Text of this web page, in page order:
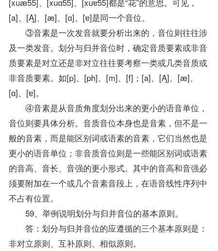
[a]、[Ą]、[æ]、[ɑ]、[ɐ]是同一个音位。
③音素是一次发音就要分析出来的，音位则往往涉
及一类发音。划分与归并音位时，确定音质要素或非音
质要素是对立还是非对立往往要考察一类或几类音质或
非音质要素。如[p]、[ph]、[m]、[f]；[a]、[Ą]、[æ]、
[ɑ]、[ɐ]。
④音素是从音质角度划分出来的更小的语音单位，
音位则要具体分析。音质音位本身也是音素，但不是一
般的音素，而是能区别词或语素的音素，它们当然也是
更小的语音单位；非音质音位则是一些能区别词或语素
的音高、音长、音强的更小形式。其中的音高和音强必
须要附加在一个或几个音素音段上，在语音线性序列中
不占有位置。
59、举例说明划分与归并音位的基本原则。
答：划分与归并音位的应遵循的三个基本原则是：
非对立原则、互补原则、相似原则。